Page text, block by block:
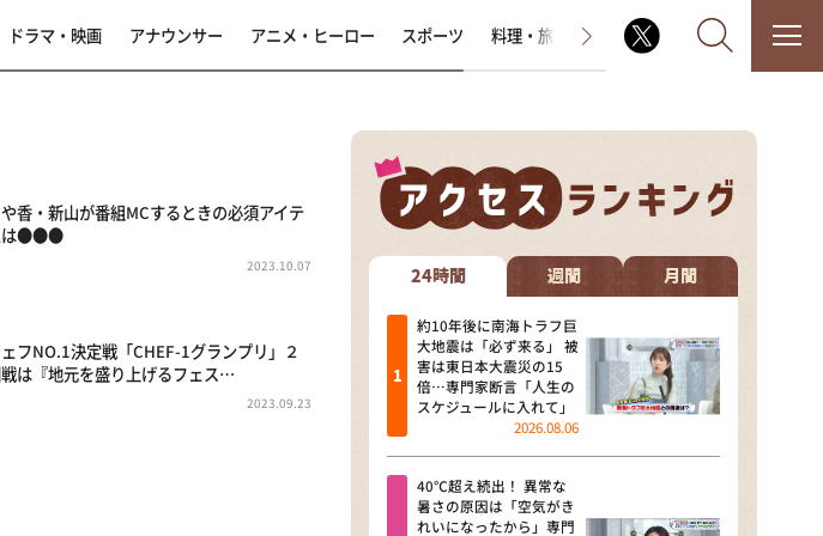
なるみ・岡村の過ぎるTV
相席食堂
これ余談なんですけど・・・
～人生密着トークバラエティ！
～ やすとものいたって真剣です
探偵！ナイトスクープ
news おかえり
ドラマ・映画 アナウンサー アニメ・ヒーロー スポーツ 料理・旅 ラジオ番組 その他
香・新山が番組MCするときの必須アイテ
は●●●
2023.10.07
フNO.1決定戦「CHEF-1グランプリ」２
は『地元を盛り上げるフェス…
2023.09.23
24時間 週間 月間
約10年後に南海トラフ巨
大地震は「必ず来る」 被
害は東日本大震災の15
倍…専門家断言「人生の
スケジュールに入れて」
2026.08.06
40℃超え続出！ 異常な
暑さの原因は「空気がき
れいになったから」専門